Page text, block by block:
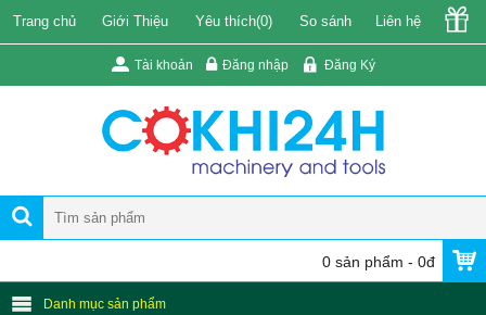
Trang chủ Giới Thiệu Yêu thích(0) So sánh Liên hệ
Tài khoản Đăng nhập Đăng Ký
0 sản phẩm - 0đ
Danh mục sản phẩm